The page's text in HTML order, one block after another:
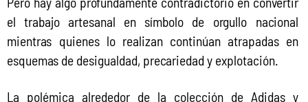
el trabajo artesanal en símbolo de orgullo nacional
mientras quienes lo realizan continúan atrapadas en
esquemas de desigualdad, precariedad y explotación.
La polémica alrededor de la colección de Adidas y